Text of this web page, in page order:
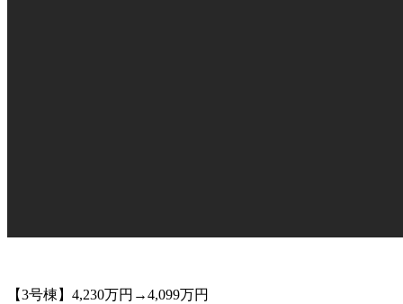
【3号棟】4,230万円→4,099万円